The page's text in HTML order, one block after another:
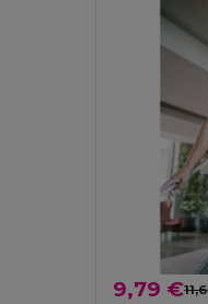
9,79 €